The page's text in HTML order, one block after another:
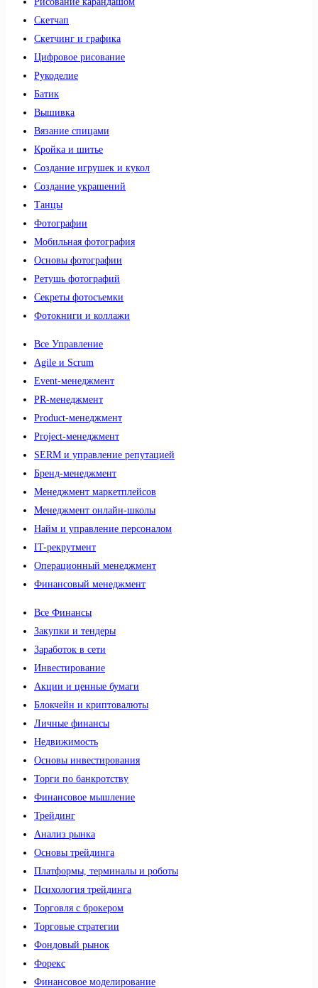
Скетчап
Скетчинг и графика
Цифровое рисование
Рукоделие
Батик
Вышивка
Вязание спицами
Кройка и шитье
Создание игрушек и кукол
Создание украшений
Танцы
Фотографии
Мобильная фотография
Основы фотографии
Ретушь фотографий
Секреты фотосъемки
Фотокниги и коллажи
Все Управление
Agile и Scrum
Event-менеджмент
PR-менеджмент
Product-менеджмент
Project-менеджмент
SERM и управление репутацией
Бренд-менеджмент
Менеджмент маркетплейсов
Менеджмент онлайн-школы
Найм и управление персоналом
IT-рекрутмент
Операционный менеджмент
Финансовый менеджмент
Все Финансы
Закупки и тендеры
Заработок в сети
Инвестирование
Акции и ценные бумаги
Блокчейн и криптовалюты
Личные финансы
Недвижимость
Основы инвестирования
Торги по банкротству
Финансовое мышление
Трейдинг
Анализ рынка
Основы трейдинга
Платформы, терминалы и роботы
Психология трейдинга
Торговля с брокером
Торговые стратегии
Фондовый рынок
Форекс
Финансовое моделирование